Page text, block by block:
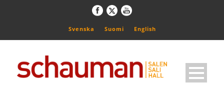
Svenska Suomi English